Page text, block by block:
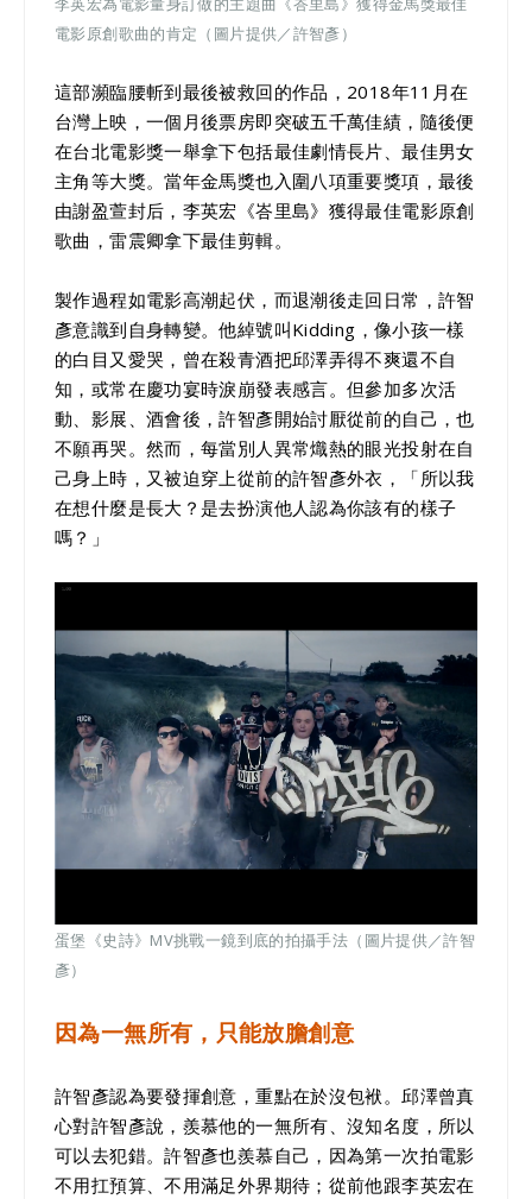
電影原創歌曲的肯定（圖片提供／許智彥）
這部瀕臨腰斬到最後被救回的作品，2018年11月在
台灣上映，一個月後票房即突破五千萬佳績，隨後便
在台北電影獎一舉拿下包括最佳劇情長片、最佳男女
主角等大獎。當年金馬獎也入圍八項重要獎項，最後
由謝盈萱封后，李英宏《峇里島》獲得最佳電影原創
歌曲，雷震卿拿下最佳剪輯。
製作過程如電影高潮起伏，而退潮後走回日常，許智
彥意識到自身轉變。他綽號叫Kidding，像小孩一樣
的白目又愛哭，曾在殺青酒把邱澤弄得不爽還不自
知，或常在慶功宴時淚崩發表感言。但參加多次活
動、影展、酒會後，許智彥開始討厭從前的自己，也
不願再哭。然而，每當別人異常熾熱的眼光投射在自
己身上時，又被迫穿上從前的許智彥外衣，「所以我
在想什麼是長大？是去扮演他人認為你該有的樣子
嗎？」
蛋堡《史詩》MV挑戰一鏡到底的拍攝手法（圖片提供／許智
彥）
因為一無所有，只能放膽創意
許智彥認為要發揮創意，重點在於沒包袱。邱澤曾真
心對許智彥說，羨慕他的一無所有、沒知名度，所以
可以去犯錯。許智彥也羨慕自己，因為第一次拍電影
不用扛預算、不用滿足外界期待；從前他跟李英宏在